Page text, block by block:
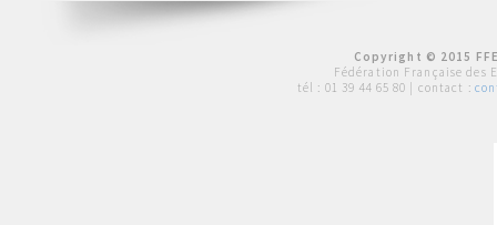
Copyright © 2015
Fédération Française des
tél : 01 39 44 65 80 | contact :